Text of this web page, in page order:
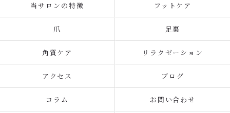
当サロンの特徴 フットケア
爪 足裏
角質ケア リラクゼーション
アクセス ブログ
コラム お問い合わせ